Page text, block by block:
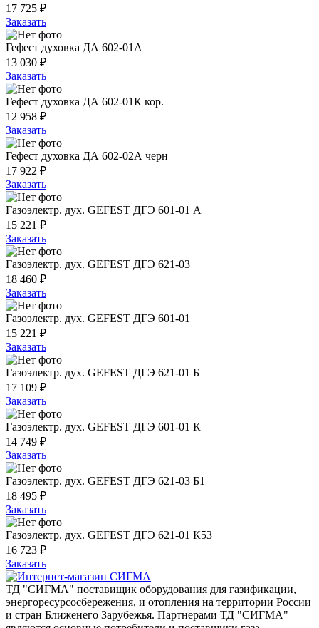
17 725 ₽
Заказать
Гефест духовка ДА 602-01А
13 030 ₽
Заказать
Гефест духовка ДА 602-01К кор.
12 958 ₽
Заказать
Гефест духовка ДА 602-02А черн
17 922 ₽
Заказать
Газоэлектр. дух. GEFEST ДГЭ 601-01 A
15 221 ₽
Заказать
Газоэлектр. дух. GEFEST ДГЭ 621-03
18 460 ₽
Заказать
Газоэлектр. дух. GEFEST ДГЭ 601-01
15 221 ₽
Заказать
Газоэлектр. дух. GEFEST ДГЭ 621-01 Б
17 109 ₽
Заказать
Газоэлектр. дух. GEFEST ДГЭ 601-01 К
14 749 ₽
Заказать
Газоэлектр. дух. GEFEST ДГЭ 621-03 Б1
18 495 ₽
Заказать
Газоэлектр. дух. GEFEST ДГЭ 621-01 К53
16 723 ₽
Заказать
ТД "СИГМА" поставищик оборудования для газификации,
энергоресурсосбережения, и отопления на территории России
и стран Ближенего Зарубежья. Партнерами ТД "СИГМА"